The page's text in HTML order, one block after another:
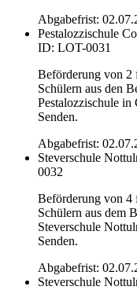
Abgabefrist:
Pestalozzischule
ID: LOT-0031
Beförderung von 2
Schülern aus den
Pestalozzischule in
Senden.
Abgabefrist:
Steverschule
0032
Beförderung von 4
Schülern aus dem
Steverschule
Senden.
Abgabefrist:
Steverschule